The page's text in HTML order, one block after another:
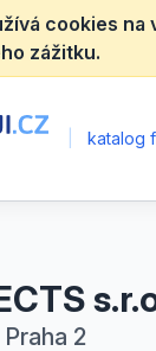
cookies na
zážitku.
katalog
2